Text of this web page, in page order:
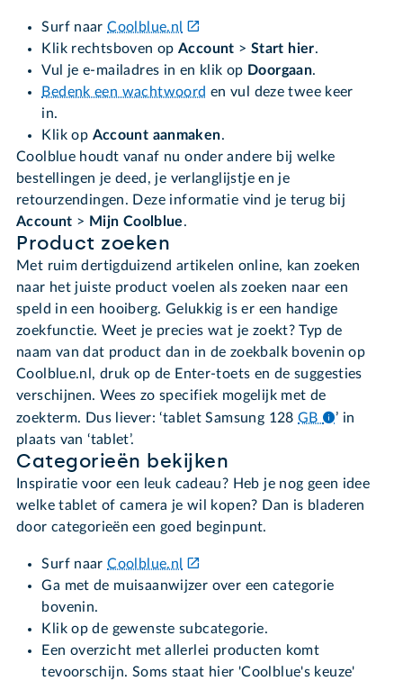
Surf naarCoolblue.nl
Klik rechtsboven opAccount > Start hier.
Vul je e-mailadres in en klik op Doorgaan.
Bedenk een wachtwoord en vul deze twee keer
in.
Klik op Account aanmaken.
Coolblue houdt vanaf nu onder andere bij welke
bestellingen je deed, je verlanglijstje en je
retourzendingen. Deze informatie vind je terug bij
Account > Mijn Coolblue.
Product zoeken
Met ruim dertigduizend artikelen online, kan zoeken
naar het juiste product voelen als zoeken naar een
speld in een hooiberg. Gelukkig is er een handige
zoekfunctie. Weet je precies wat je zoekt? Typ de
naam van dat product dan in de zoekbalk bovenin op
Coolblue.nl, druk op de Enter-toets en de suggesties
verschijnen. Wees zo specifiek mogelijk met de
zoekterm. Dus liever: ‘tablet Samsung 128GB
’ in
plaats van ‘tablet’.
Categorieën bekijken
Inspiratie voor een leuk cadeau? Heb je nog geen idee
welke tablet of camera je wil kopen? Dan is bladeren
door categorieën een goed beginpunt.
Surf naarCoolblue.nl
Ga met de muisaanwijzer over een categorie
bovenin.
Klik op de gewenste subcategorie.
Een overzicht met allerlei producten komt
tevoorschijn. Soms staat hier 'Coolblue's keuze'